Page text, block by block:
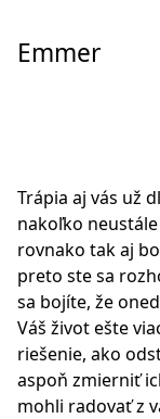
Content
Emmer
Trápia aj vás už
nakoľko
rovnako tak aj
preto ste sa
sa bojíte, že
Váš život ešte
riešenie, ako
aspoň zmierniť
mohli radovať z